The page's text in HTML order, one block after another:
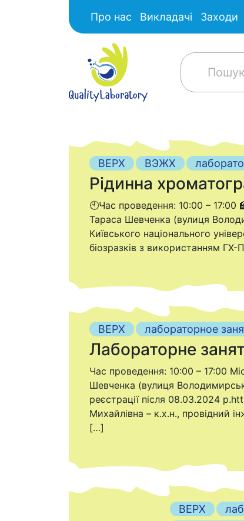
Про нас Викладачі Заходи
ВЕРХ ВЭЖХ
Рідинна
🕙Час проведення: 10:00 – 17:00
Тараса Шевченка (вулиця
Київського національного
біозразків з використанням
ВЕРХ лабораторное
Лабораторне
Час проведення: 10:00 – 17:00
Шевченка (вулиця
реєстрації після 08.03.2024
Михайлівна – к.х.н., провідний
[…]
ВЕРХ